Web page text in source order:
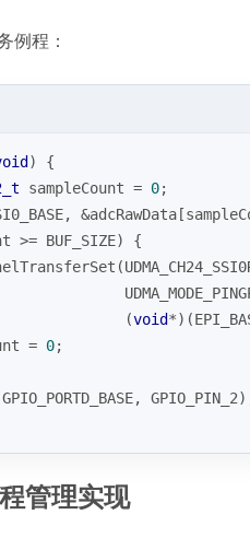
例程：
)
{
sampleCount = 0;
>= BUF_SIZE) {
(
void
=
0;
管理实现